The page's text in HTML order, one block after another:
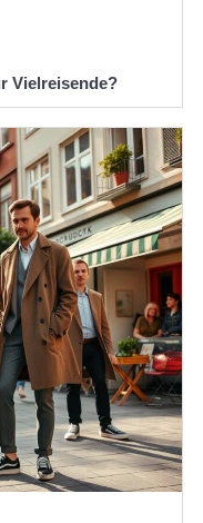
Vielreisende?